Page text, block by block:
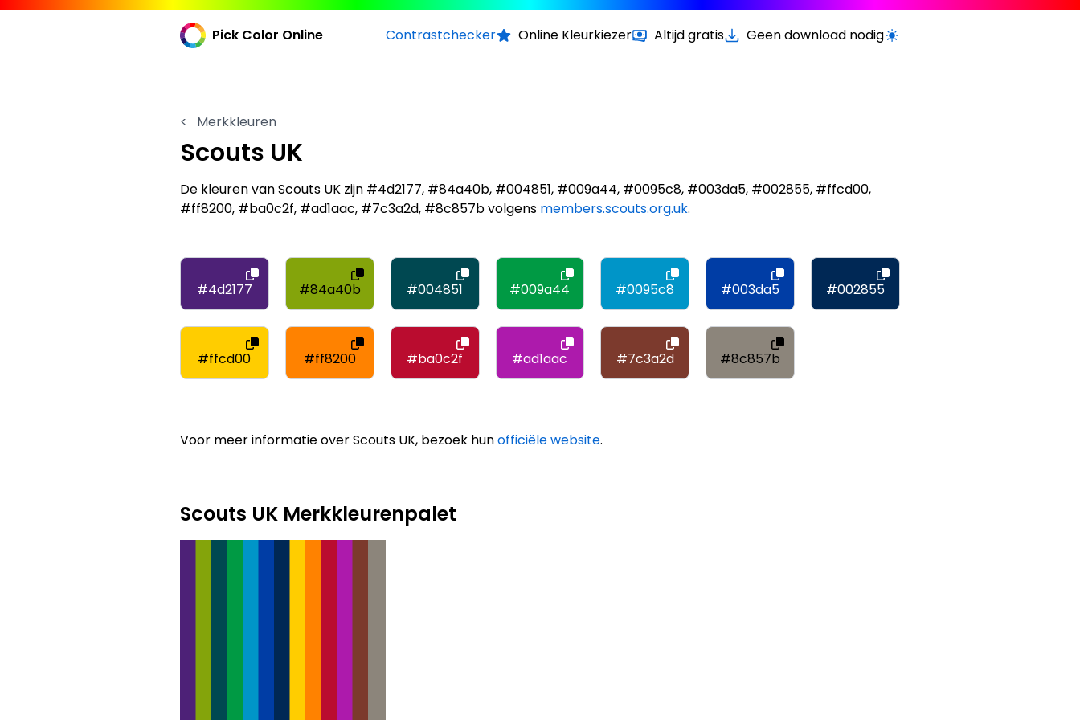
Pick Color Online Contrastchecker Online Kleurkiezer Altijd gratis Geen download nodigSchakel licht/donker modus
< Merkkleuren
Scouts UK
De kleuren van Scouts UK zijn #4d2177, #84a40b, #004851, #009a44, #0095c8, #003da5, #002855, #ffcd00,
#ff8200, #ba0c2f, #ad1aac, #7c3a2d, #8c857b volgens members.scouts.org.uk.
#4d2177 #84a40b #004851 #009a44 #0095c8 #003da5 #002855
#ffcd00 #ff8200 #ba0c2f #ad1aac #7c3a2d #8c857b
Voor meer informatie over Scouts UK, bezoek hunofficiële website.
Scouts UK Merkkleurenpalet